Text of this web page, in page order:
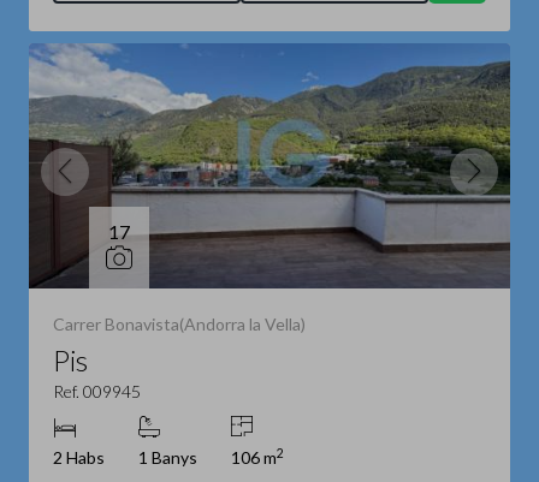
17
Carrer Bonavista(Andorra la Vella)
Pis
Ref. 009945
2 Habs 1 Banys 106 m2